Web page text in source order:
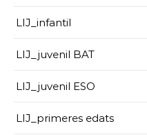
LIJ_infantil
LIJ_juvenil BAT
LIJ_juvenil ESO
LIJ_primeres edats